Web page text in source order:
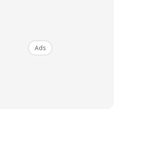
cakap macam-macam dekat saya
kalanya saya rasa macam ada mata-
Ads